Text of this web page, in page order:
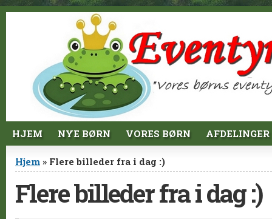
Jump to Content
HJEM NYE BØRN VORES BØRN AFDELINGER
Du er her
Hjem » Flere billeder fra i dag :)
Flere billeder fra i dag :)